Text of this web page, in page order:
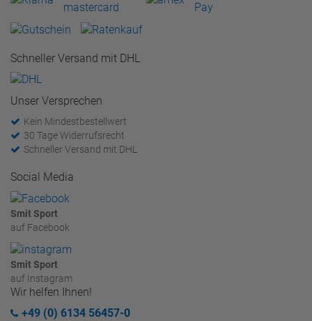
Schneller Versand mit DHL
Unser Versprechen
Kein Mindestbestellwert
30 Tage Widerrufsrecht
Schneller Versand mit DHL
Social Media
Smit Sport
auf Facebook
Smit Sport
auf Instagram
Wir helfen Ihnen!
+49 (0) 6134 56457-0